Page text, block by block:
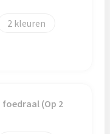
2
(Op 2